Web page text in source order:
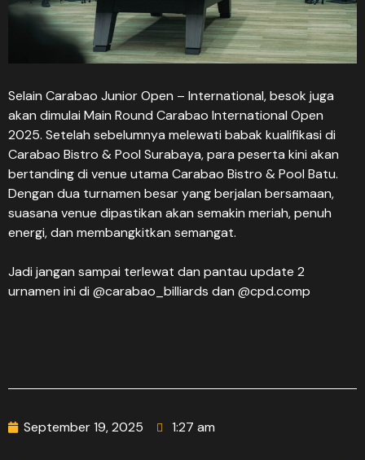
Selain Carabao Junior Open – International, besok juga
akan dimulai Main Round Carabao International Open
2025. Setelah sebelumnya melewati babak kualifikasi di
Carabao Bistro & Pool Surabaya, para peserta kini akan
bertanding di venue utama Carabao Bistro & Pool Batu.
Dengan dua turnamen besar yang berjalan bersamaan,
suasana venue dipastikan akan semakin meriah, penuh
energi, dan membangkitkan semangat.
Jadi jangan sampai terlewat dan pantau update 2
urnamen ini di @carabao_billiards dan @cpd.comp
September 19, 2025 1:27 am